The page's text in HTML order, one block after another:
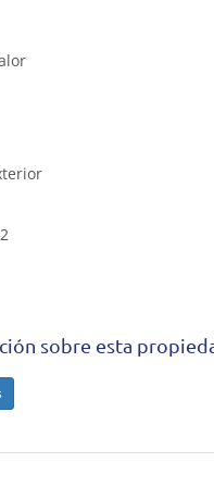
sobre esta